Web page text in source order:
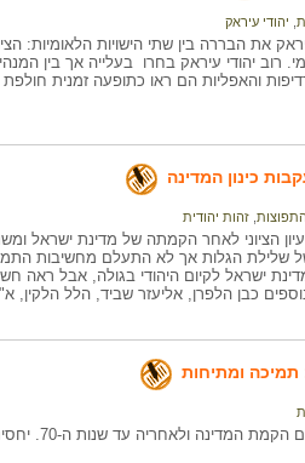
יהודי עיראק
את הבררה בין שתי הישויות הלאומיות:
רוב יהודי עיראק בחרו בעלייה אך בין
והאפליות הם ראו כתופעה זמנית
כינון המדינה
זהות יהודית
הציוני לאחר הקמתה של מדינת ישראל
שלילת הגלות אך לא התעלם מחשיבות
ישראל לקיום היהודי בגולה, אבל ראה
כבן הלפרן, אליעזר שביד, הלל הלקין,
תמיכה ומתיחות
על יחסי